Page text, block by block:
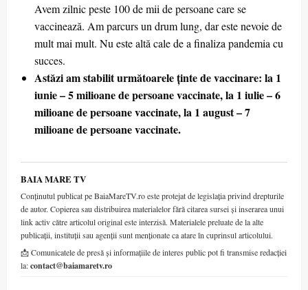
Avem zilnic peste 100 de mii de persoane care se
vaccinează. Am parcurs un drum lung, dar este nevoie de
mult mai mult. Nu este altă cale de a finaliza pandemia cu
succes.
Astăzi am stabilit următoarele ținte de vaccinare: la 1
iunie – 5 milioane de persoane vaccinate, la 1 iulie – 6
milioane de persoane vaccinate, la 1 august – 7
milioane de persoane vaccinate.
BAIA MARE TV
Conținutul publicat pe BaiaMareTV.ro este protejat de legislația privind drepturile
de autor. Copierea sau distribuirea materialelor fără citarea sursei și inserarea unui
link activ către articolul original este interzisă. Materialele preluate de la alte
publicații, instituții sau agenții sunt menționate ca atare în cuprinsul articolului.
📩 Comunicatele de presă și informațiile de interes public pot fi transmise redacției
la:contact@baiamaretv.ro